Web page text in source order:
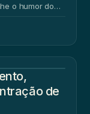
o humor do
de